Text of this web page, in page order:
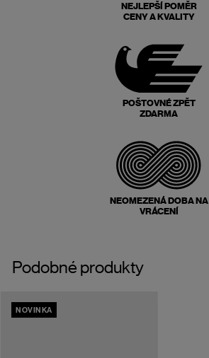
NEJLEPŠÍ POMĚR
CENY A KVALITY
POŠTOVNÉ ZPĚT
ZDARMA
NEOMEZENÁ DOBA NA
VRÁCENÍ
Podobné produkty
NOVINKA